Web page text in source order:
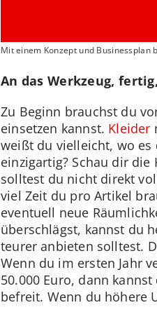
Mit einem Konzept und
An das Werkzeug,
Zu Beginn brauchst du
einsetzen kannst. Kleider
weißt du vielleicht, wo es
einzigartig? Schau dir
solltest du nicht direkt
viel Zeit du pro Artikel
eventuell neue
überschlägst, kannst du
teurer anbieten solltest.
Wenn du im ersten Jahr
50.000 Euro, dann
befreit. Wenn du höhere